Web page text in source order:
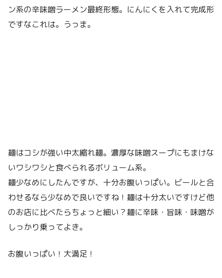
ン系の辛味噌ラーメン最終形態。にんにくを入れて完成形
ですなこれは。うっま。
麺はコシが強い中太縮れ麺。濃厚な味噌スープにもまけな
いワシワシと食べられるボリューム系。
麺少なめにしたんですが、十分お腹いっぱい。ビールと合
わせるなら少なめで良いですね！麺は十分太いですけど他
のお店に比べたらちょっと細い？麺に辛味・旨味・味噌が
しっかり乗ってよき。
お腹いっぱい！大満足！